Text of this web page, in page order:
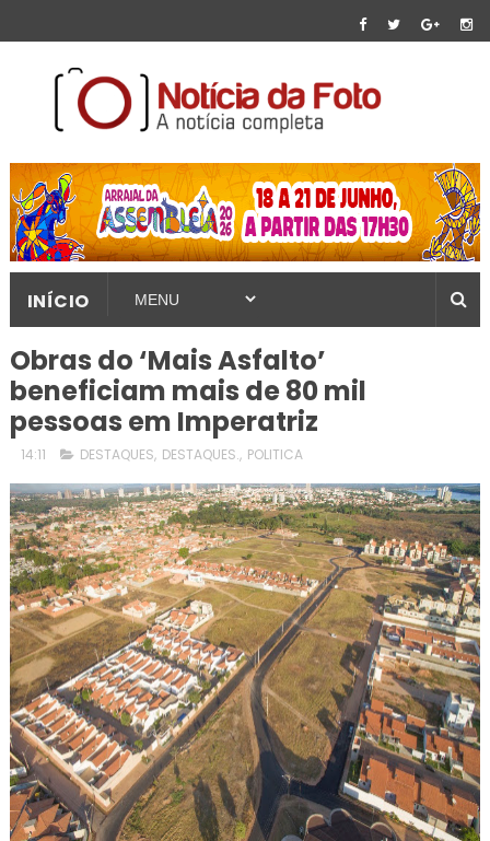
INÍCIO
Obras do ‘Mais Asfalto’
beneficiam mais de 80 mil
pessoas em Imperatriz
14:11 DESTAQUES, DESTAQUES., POLITICA